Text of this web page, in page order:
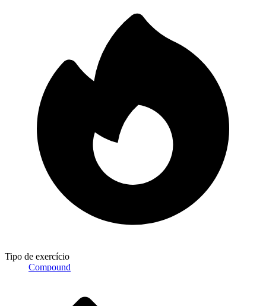
Tipo de exercício
Compound